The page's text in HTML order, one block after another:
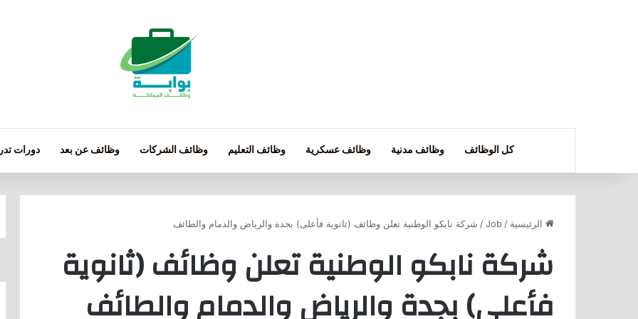
كل الوظائف وظائف مدنية وظائف عسكرية وظائف التعليم وظائف الشركات وظائف عن بعد دورات
الرئيسية /
Job
/ شركة نابكو الوطنية تعلن وظائف (ثانوية فأعلى) بجدة والرياض والدمام والطائف
شركة نابكو الوطنية تعلن وظائف (ثانوية
فأعلى) بجدة والرياض والدمام والطائف